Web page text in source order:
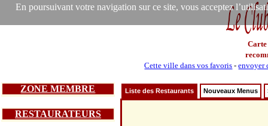
En poursuivant votre navigation sur ce site, vous acceptez
Carte
Cette ville dans vos favoris -envoyer
ZONE MEMBRE
RESTAURATEURS
Liste des Restaurants Nouveaux Menus